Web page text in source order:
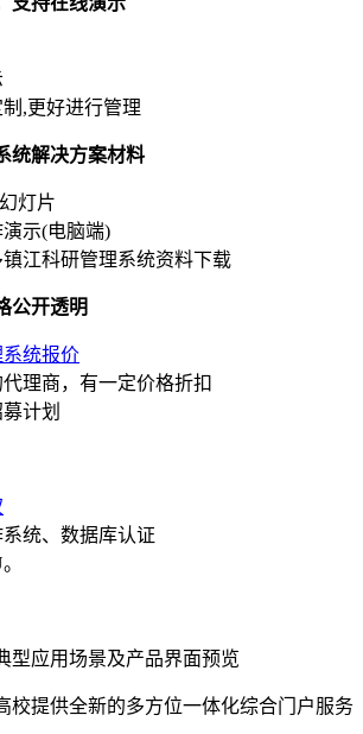
,更好进行管理
统解决方案材料
灯片
演示(电脑端)
镇江科研管理系统资料下载
公开透明
统报价
理商，有一定价格折扣
计划
统、数据库认证
型应用场景及产品界面预览
校提供全新的多方位一体化综合门户服务